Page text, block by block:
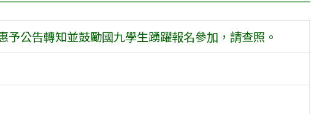
公告轉知並鼓勵國九學生踴躍報名參加，請查照。